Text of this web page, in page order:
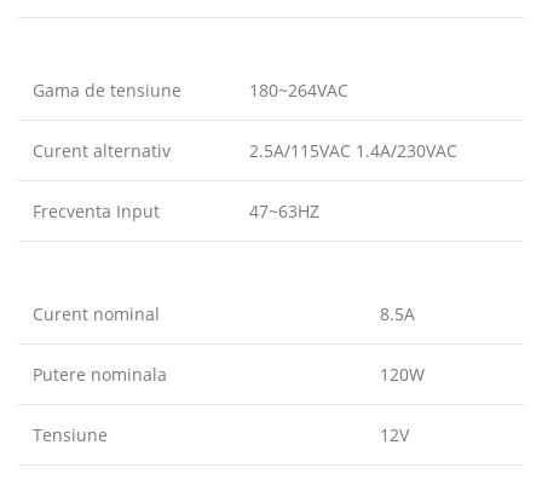
Gama de tensiune 180~264VAC
Curent alternativ 2.5A/115VAC 1.4A/230VAC
Frecventa Input 47~63HZ
Curent nominal 8.5A
Putere nominala 120W
Tensiune 12V